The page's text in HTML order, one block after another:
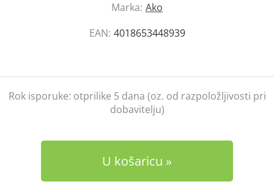
Marka: Ako
EAN: 4018653448939
Rok isporuke: otprilike 5 dana (oz. od razpoložljivosti pri
dobavitelju)
U košaricu